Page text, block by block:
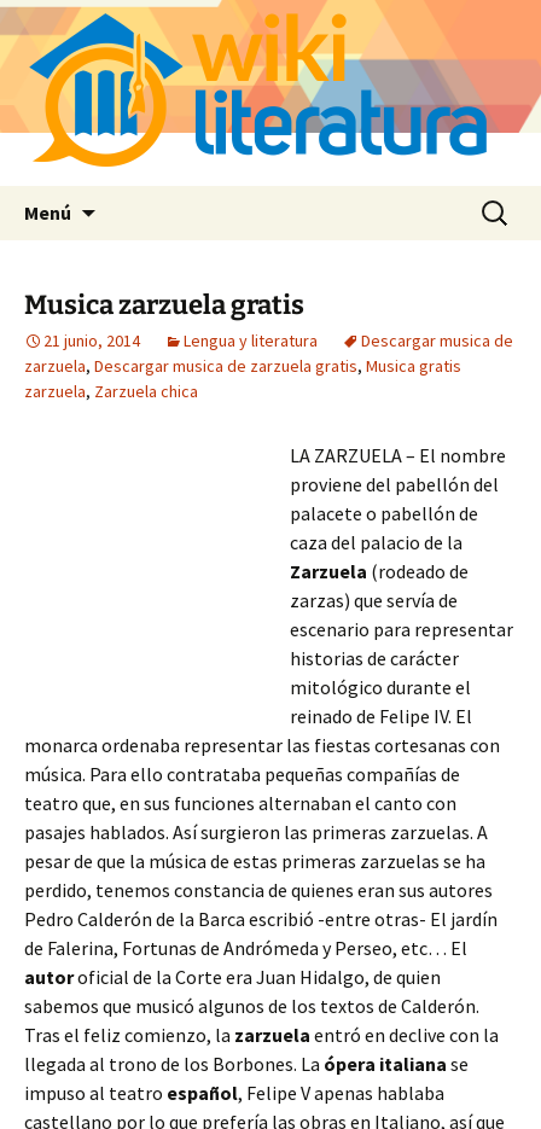
Menú Buscar:
Musica zarzuela gratis
21 junio, 2014 Lengua y literatura
Descargar musica de
zarzuela, Descargar musica de zarzuela gratis, Musica gratis
zarzuela, Zarzuela chica
LA ZARZUELA – El nombre
proviene del pabellón del
palacete o pabellón de
caza del palacio de la
Zarzuela (rodeado de
zarzas) que servía de
escenario para representar
historias de carácter
mitológico durante el
reinado de Felipe IV. El
monarca ordenaba representar las fiestas cortesanas con
música. Para ello contrataba pequeñas compañías de
teatro que, en sus funciones alternaban el canto con
pasajes hablados. Así surgieron las primeras zarzuelas. A
pesar de que la música de estas primeras zarzuelas se ha
perdido, tenemos constancia de quienes eran sus autores
Pedro Calderón de la Barca escribió -entre otras- El jardín
de Falerina, Fortunas de Andrómeda y Perseo, etc… El
autoroficial de la Corte era Juan Hidalgo, de quien
sabemos que musicó algunos de los textos de Calderón.
Tras el feliz comienzo, la zarzuela entró en declive con la
llegada al trono de los Borbones. La ópera italiana se
impuso al teatro español, Felipe V apenas hablaba
castellano por lo que prefería las obras en Italiano, así que